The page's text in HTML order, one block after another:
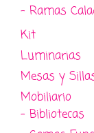
- Ramas
Kit
Luminarias
Mesas y
Mobiliario
- Bibliotecas